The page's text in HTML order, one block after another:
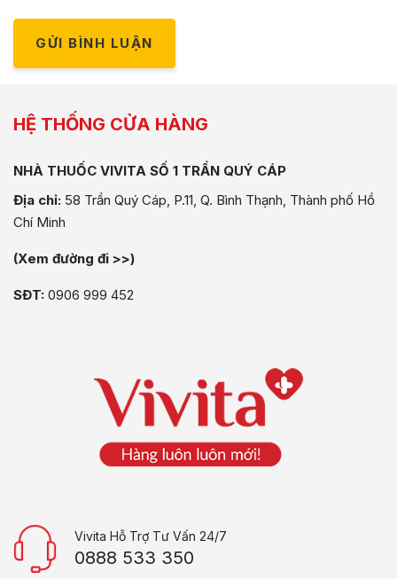
GỬI BÌNH LUẬN
HỆ THỐNG CỬA HÀNG
NHÀ THUỐC VIVITA SỐ 1 TRẦN QUÝ CÁP
Địa chỉ: 58 Trần Quý Cáp, P.11, Q. Bình Thạnh, Thành phố Hồ
Chí Minh
(Xem đường đi >>)
SĐT: 0906 999 452
Vivita Hỗ Trợ Tư Vấn 24/7
0888 533 350